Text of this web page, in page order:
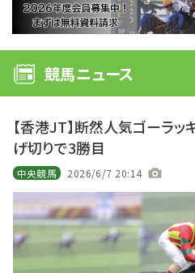
競馬ニュース
【香港JT】断然人気ゴーラ
げ切りで3勝目
中央競馬 2026/6/7 20:14